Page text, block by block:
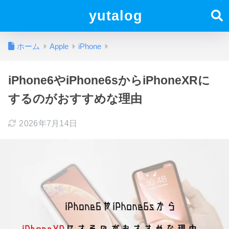
yutalog
ホーム Apple iPhone
iPhone6やiPhone6sからiPhoneXRに
するのがおすすめな理由
2026年7月14日